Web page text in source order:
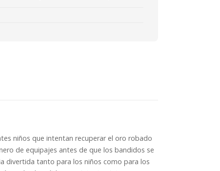
niños que intentan recuperar el oro robado
de equipajes antes de que los bandidos se
divertida tanto para los niños como para los